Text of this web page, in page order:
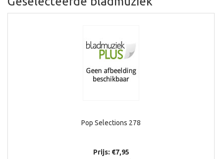
Pop Selections 278
Prijs: €7,95